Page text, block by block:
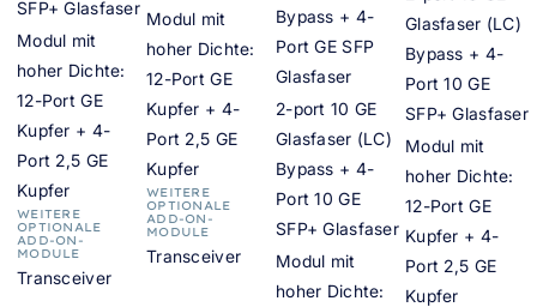
SFP+ Glasfaser
Modul mit
hoher Dichte:
12-Port GE
Kupfer + 4-
Port 2,5 GE
Kupfer
WEITERE
OPTIONALE
ADD-ON-
MODULE
Transceiver
Modul mit
hoher Dichte:
12-Port GE
Kupfer + 4-
Port 2,5 GE
Kupfer
WEITERE
OPTIONALE
ADD-ON-
MODULE
Transceiver
Bypass + 4-
Port GE SFP
Glasfaser
2-port 10 GE
Glasfaser (LC)
Bypass + 4-
Port 10 GE
SFP+ Glasfaser
Modul mit
hoher Dichte:
Glasfaser (LC)
Bypass + 4-
Port 10 GE
SFP+ Glasfaser
Modul mit
hoher Dichte:
12-Port GE
Kupfer + 4-
Port 2,5 GE
Kupfer